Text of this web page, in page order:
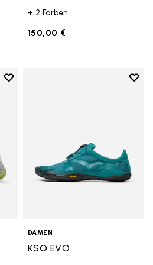
+ 2 Farben
150,00 €
Add to wishlist
Add
DAMEN
KSO EVO